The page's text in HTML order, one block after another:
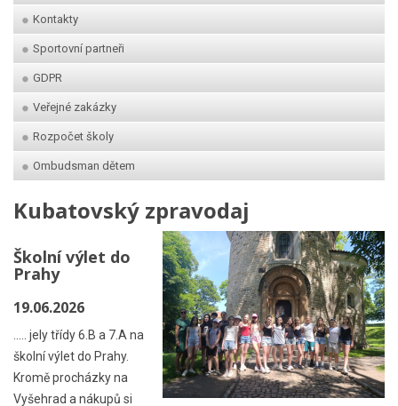
Kontakty
Sportovní partneři
GDPR
Veřejné zakázky
Rozpočet školy
Ombudsman dětem
Kubatovský zpravodaj
Školní výlet do
Prahy
19.06.2026
..... jely třídy 6.B a 7.A na
školní výlet do Prahy.
Kromě procházky na
Vyšehrad a nákupů si